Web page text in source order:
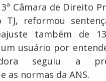
Câmara de Direito
TJ, reformou
também de
usuário por
seguiu a
as normas da ANS.